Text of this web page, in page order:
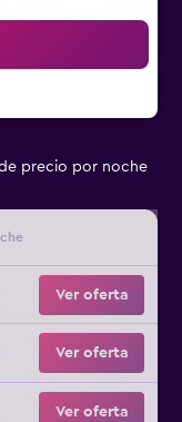
precio por noche
Ver oferta
Ver oferta
Ver oferta